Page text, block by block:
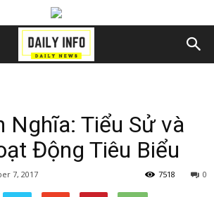
Nghĩa: Tiểu Sử và
Động Tiêu Biểu
7, 2017 0
7518